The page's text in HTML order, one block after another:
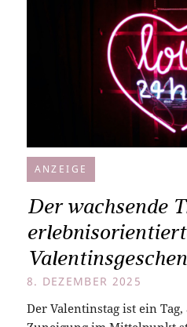
ANZEIGE
Der wachsende
8. DEZEMBER 2025
Der Valentinstag ist ein